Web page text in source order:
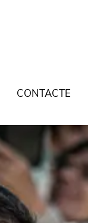
CONTACTE